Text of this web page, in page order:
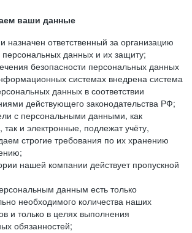
ваши данные
назначен ответственный за организацию
персональных данных и их защиту;
безопасности персональных данных
системах внедрена система
данных в соответствии
действующего законодательства РФ;
с персональными данными, как
и электронные, подлежат учёту,
строгие требования по их хранению
нашей компании действует пропускной
данным есть только
необходимого количества наших
и только в целях выполнения
обязанностей;